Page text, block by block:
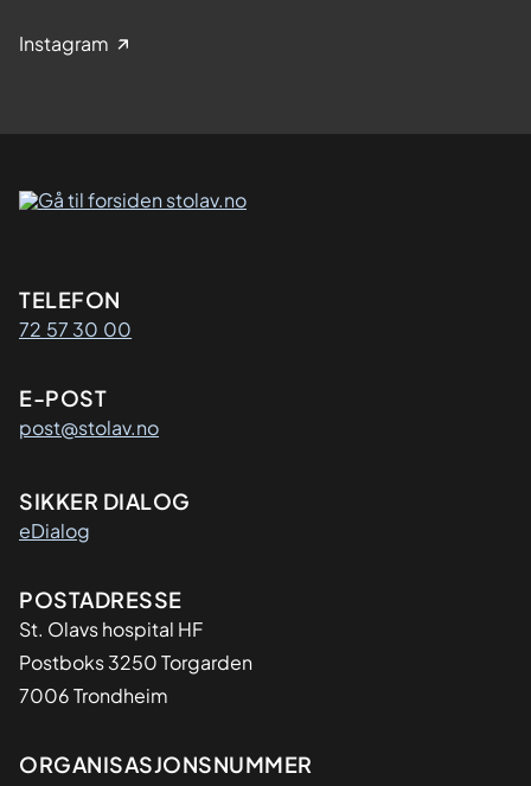
Instagram
Kontaktinformasjon
TELEFON
72 57 30 00
E-POST
post@stolav.no
SIKKER DIALOG
eDialog
Adresse
POSTADRESSE
St. Olavs hospital HF
Postboks 3250 Torgarden
7006 Trondheim
Organisasjon
ORGANISASJONSNUMMER